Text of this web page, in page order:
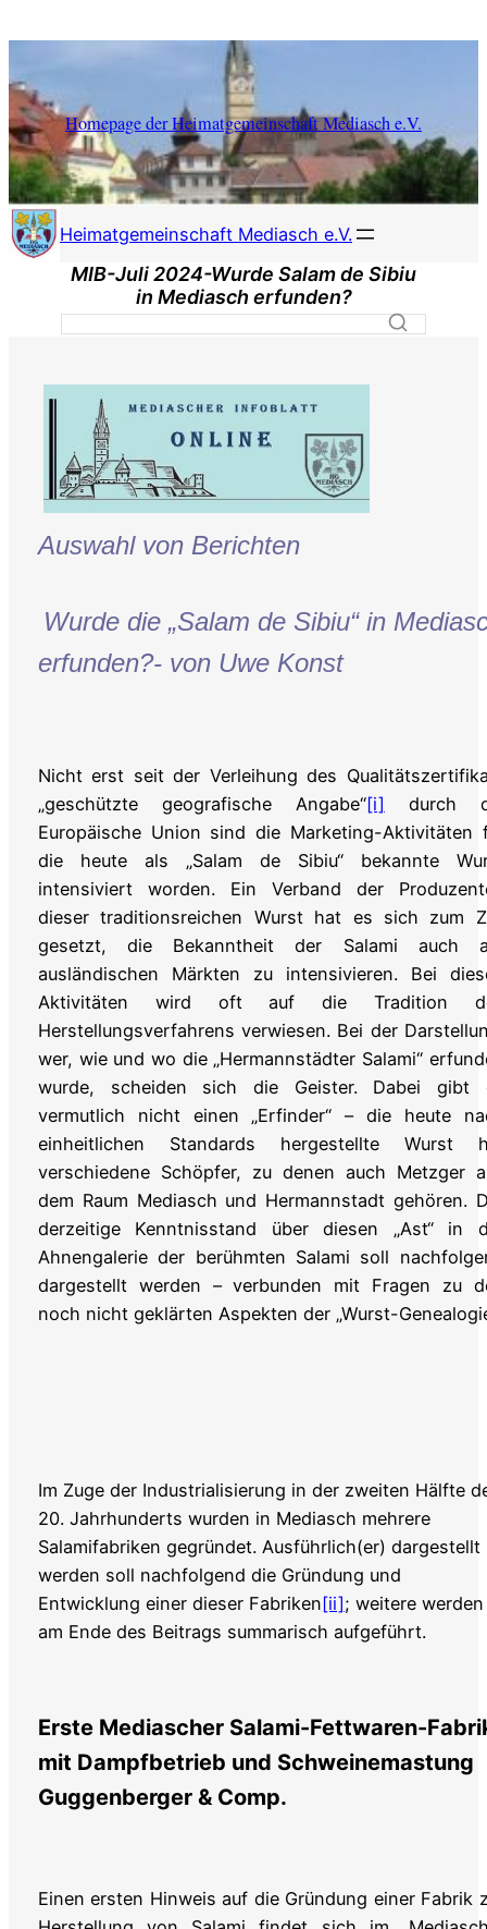
springen
Homepage der Heimatgemeinschaft Mediasch e.V.
Heimatgemeinschaft Mediasch e.V.
MIB-Juli 2024-Wurde Salam de Sibiu
in Mediasch erfunden?
Auswahl von Berichten
Wurde die „Salam de Sibiu“ in
erfunden?- von Uwe Konst
Nicht erst seit der Verleihung des
„geschützte geografische Angabe“[i] durch
Europäische Union sind die Marketing-Aktivitäten
die heute als „Salam de Sibiu“ bekannte
intensiviert worden. Ein Verband der
dieser traditionsreichen Wurst hat es sich zum
gesetzt, die Bekanntheit der Salami auch
ausländischen Märkten zu intensivieren. Bei
Aktivitäten wird oft auf die Tradition
Herstellungsverfahrens verwiesen. Bei der
wer, wie und wo die „Hermannstädter Salami“
wurde, scheiden sich die Geister. Dabei gibt
vermutlich nicht einen „Erfinder“ – die heute
einheitlichen Standards hergestellte Wurst
verschiedene Schöpfer, zu denen auch Metzger
dem Raum Mediasch und Hermannstadt gehören.
derzeitige Kenntnisstand über diesen „Ast“ in
Ahnengalerie der berühmten Salami soll
dargestellt werden – verbunden mit Fragen zu
noch nicht geklärten Aspekten der „Wurst-
Im Zuge der Industrialisierung in der zweiten Hälfte
20. Jahrhunderts wurden in Mediasch mehrere
Salamifabriken gegründet. Ausführlich(er) dargestellt
werden soll nachfolgend die Gründung und
Entwicklung einer dieser Fabriken[ii]; weitere werden
am Ende des Beitrags summarisch aufgeführt.
Erste Mediascher Salami-Fettwaren-
mit Dampfbetrieb und Schweinemastung
Guggenberger & Comp.
Einen ersten Hinweis auf die Gründung einer Fabrik